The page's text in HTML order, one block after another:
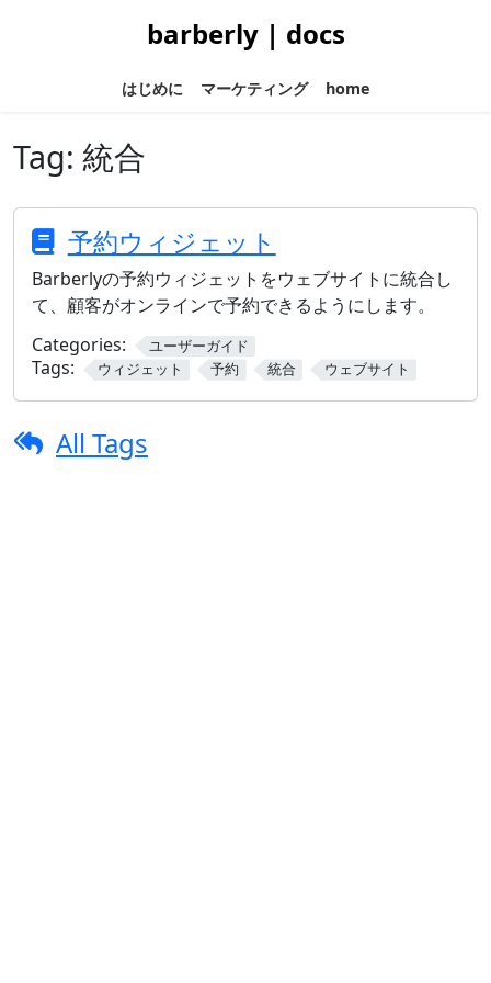
barberly | docs
はじめに マーケティング home
Tag: 統合
予約ウィジェット
Barberlyの予約ウィジェットをウェブサイトに統合し
て、顧客がオンラインで予約できるようにします。
Categories:
ユーザーガイド
Tags: ウィジェット 予約 統合 ウェブサイト
All Tags